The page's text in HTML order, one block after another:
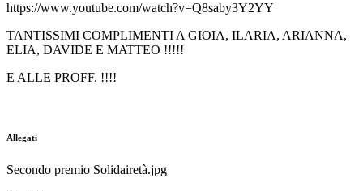
https://www.youtube.com/watch?v=Q8saby3Y2YY
TANTISSIMI COMPLIMENTI A GIOIA, ILARIA, ARIANNA,
ELIA, DAVIDE E MATTEO !!!!!
E ALLE PROFF. !!!!
Allegati
Secondo premio Solidairetà.jpg